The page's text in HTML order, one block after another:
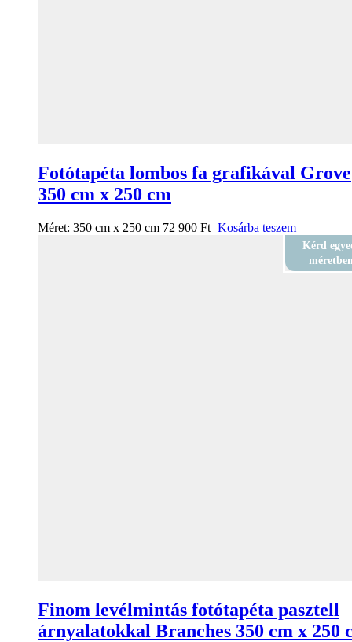
Fotótapéta lombos fa grafikával Grove
350 cm x 250 cm
Méret: 350 cm x 250 cm 72 900 Ft Kosárba teszem
Kérd
Finom levélmintás fotótapéta pasztell
árnyalatokkal Branches 350 cm x 250